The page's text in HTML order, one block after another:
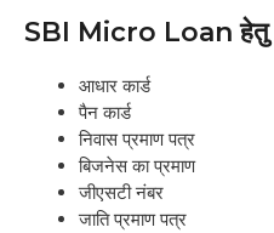
SBI Micro Loan हेतु
आधार कार्ड
पैन कार्ड
निवास प्रमाण पत्र
बिजनेस का प्रमाण
जीएसटी नंबर
जाति प्रमाण पत्र